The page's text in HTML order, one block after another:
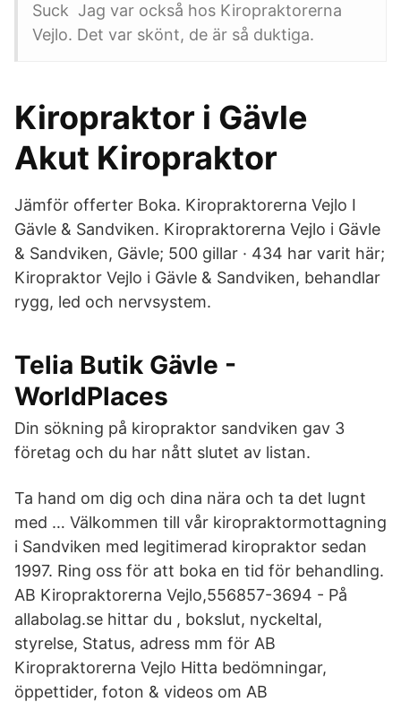
Suck Jag var också hos Kiropraktorerna
Vejlo. Det var skönt, de är så duktiga.
Kiropraktor i Gävle
Akut Kiropraktor
Jämför offerter Boka. Kiropraktorerna Vejlo I
Gävle & Sandviken. Kiropraktorerna Vejlo i Gävle
& Sandviken, Gävle; 500 gillar · 434 har varit här;
Kiropraktor Vejlo i Gävle & Sandviken, behandlar
rygg, led och nervsystem.
Telia Butik Gävle -
WorldPlaces
Din sökning på kiropraktor sandviken gav 3
företag och du har nått slutet av listan.
Ta hand om dig och dina nära och ta det lugnt
med … Välkommen till vår kiropraktormottagning
i Sandviken med legitimerad kiropraktor sedan
1997. Ring oss för att boka en tid för behandling.
AB Kiropraktorerna Vejlo,556857-3694 - På
allabolag.se hittar du , bokslut, nyckeltal,
styrelse, Status, adress mm för AB
Kiropraktorerna Vejlo Hitta bedömningar,
öppettider, foton & videos om AB